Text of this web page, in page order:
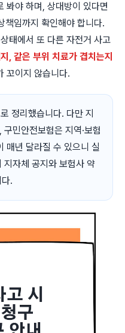
봐야 하며, 상대방이 있다면
책임까지 확인해야 합니다.
태에서 또 다른 자전거 사고
, 같은 부위 치료가 겹치는지
꼬이지 않습니다.
정리했습니다. 다만 지
민안전보험은 지역·보험
매년 달라질 수 있으니 실
지자체 공지와 보험사 약
.